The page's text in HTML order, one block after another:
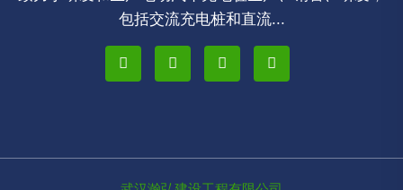
包括交流充电桩和直流...